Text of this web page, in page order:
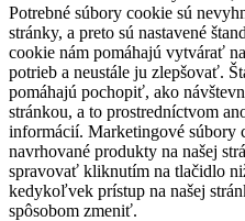
Potrebné súbory cookie sú
stránky, a preto sú nastavené
cookie nám pomáhajú vytvárať
potrieb a neustále ju zlepšovať.
pomáhajú pochopiť, ako
stránkou, a to prostredníctvom
informácií. Marketingové súbory
navrhované produkty na našej
spravovať kliknutím na tlačidlo
kedykoľvek prístup na našej
spôsobom zmeniť.